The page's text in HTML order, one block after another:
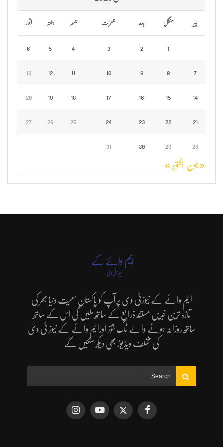
پیر منگل بدھ جمعرات جمعہ ہفتہ اتوار
1
2
3
4
5
6
7
8
9
10
11
12
13
14
15
16
17
18
19
20
21
22
23
24
25
26
27
28
29
30
31
« جون اکتوبر »
ایم وائے کے نیوزٹی وی پر آپ کو پاکستان سمیت دنیا بھر کی
تازہ ترین خبریں مستند ذرائع کے ساتھ ملیں گی اس کے ساتھ
ساتھ روزانہ ہونے والے ٹاک شوز اورایم وائے کے نیوز ٹی وی
کی مختلف ویڈیوز بھی دیکھ سکیں گے